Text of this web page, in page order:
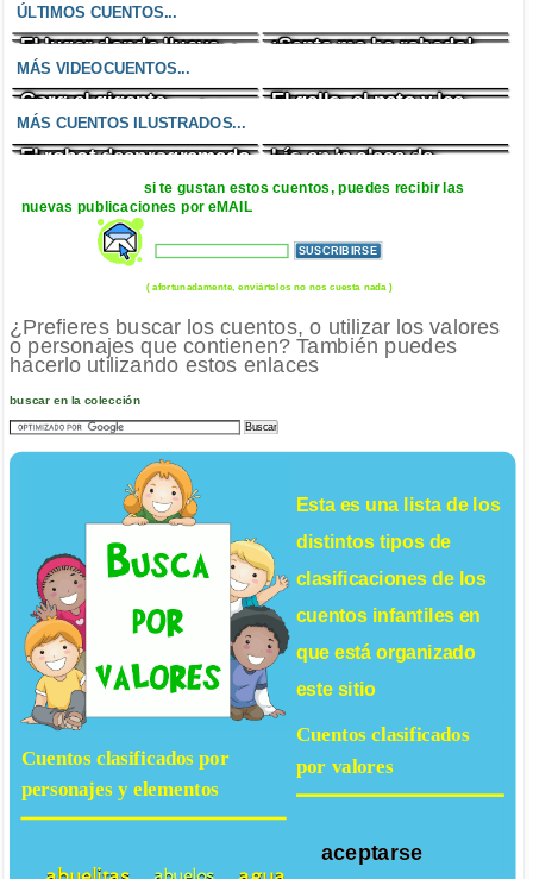
ÚLTIMOS CUENTOS...
El lugar donde llueve
chocolate
¡Santa me ha robado!
MÁS VIDEOCUENTOS...
Gorg el gigante
El gallo, el pato y las
MÁS CUENTOS ILUSTRADOS...
El robot desprogramado
Lío en la clase de
si te gustan estos cuentos, puedes recibir las
nuevas publicaciones por eMAIL
( afortunadamente, enviártelos no nos cuesta nada )
¿Prefieres buscar los cuentos, o utilizar los valores
o personajes que contienen? También puedes
hacerlo utilizando estos enlaces
buscar en la colección
Esta es una lista de los
distintos tipos de
clasificaciones de los
cuentos infantilesen
que está organizado
este sitio
Cuentos clasificados
por valores
aceptarse
Cuentos clasificados por
personajes y elementos